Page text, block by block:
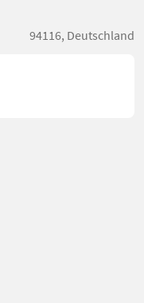
94116, Deutschland